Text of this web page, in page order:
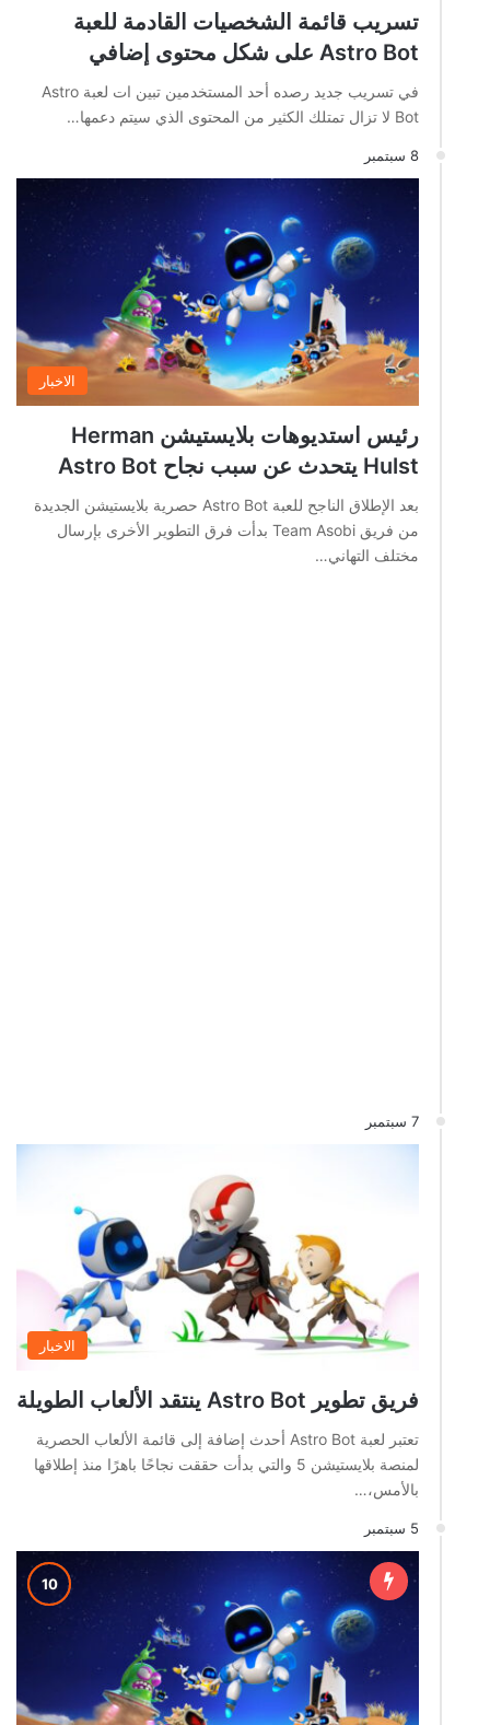
تسريب قائمة الشخصيات القادمة للعبة
Astro Bot على شكل محتوى إضافي
في تسريب جديد رصده أحد المستخدمين تبين ات لعبة Astro
Bot لا تزال تمتلك الكثير من المحتوى الذي سيتم دعمها…
8 سبتمبر
الاخبار
رئيس استديوهات بلايستيشن Herman
Hulst يتحدث عن سبب نجاح Astro Bot
بعد الإطلاق الناجح للعبة Astro Bot حصرية بلايستيشن الجديدة
من فريق Team Asobi بدأت فرق التطوير الأخرى بإرسال
مختلف التهاني…
7 سبتمبر
الاخبار
فريق تطوير Astro Bot ينتقد الألعاب الطويلة
تعتبر لعبة Astro Bot أحدث إضافة إلى قائمة الألعاب الحصرية
لمنصة بلايستيشن 5 والتي بدأت حققت نجاحًا باهرًا منذ إطلاقها
بالأمس،…
5 سبتمبر